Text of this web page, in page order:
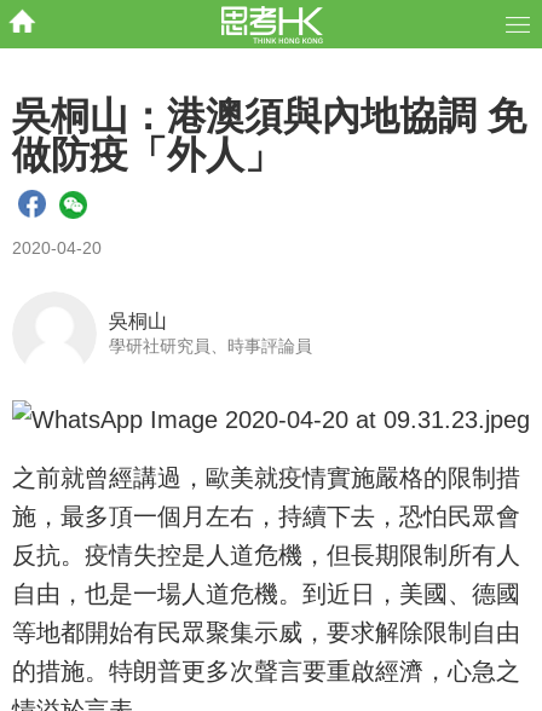
吳桐山：港澳須與內地協調 免
做防疫「外人」
2020-04-20
吳桐山
學研社研究員、時事評論員
之前就曾經講過，歐美就疫情實施嚴格的限制措
施，最多頂一個月左右，持續下去，恐怕民眾會
反抗。疫情失控是人道危機，但長期限制所有人
自由，也是一場人道危機。到近日，美國、德國
等地都開始有民眾聚集示威，要求解除限制自由
的措施。特朗普更多次聲言要重啟經濟，心急之